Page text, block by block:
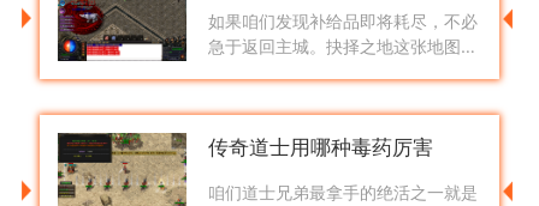
如果咱们发现补给品即将耗尽，不必
急于返回主城。抉择之地这张地图的
们提供持续作战所需的药品支持。许
多
传奇道士用哪种毒药厉害
咱们道士兄弟最拿手的绝活之一就是